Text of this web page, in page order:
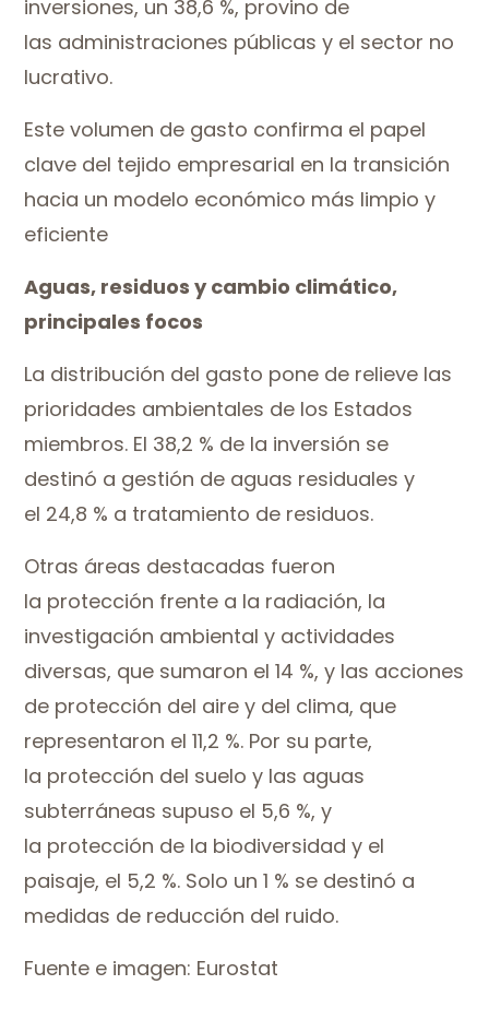
inversiones, un 38,6 %, provino de
las administraciones públicas y el sector no
lucrativo.
Este volumen de gasto confirma el papel
clave del tejido empresarial en la transición
hacia un modelo económico más limpio y
eficiente
Aguas, residuos y cambio climático,
principales focos
La distribución del gasto pone de relieve las
prioridades ambientales de los Estados
miembros. El 38,2 % de la inversión se
destinó a gestión de aguas residuales y
el 24,8 % a tratamiento de residuos.
Otras áreas destacadas fueron
la protección frente a la radiación, la
investigación ambiental y actividades
diversas, que sumaron el 14 %, y las acciones
de protección del aire y del clima, que
representaron el 11,2 %. Por su parte,
la protección del suelo y las aguas
subterráneas supuso el 5,6 %, y
la protección de la biodiversidad y el
paisaje, el 5,2 %. Solo un 1 % se destinó a
medidas de reducción del ruido.
Fuente e imagen: Eurostat